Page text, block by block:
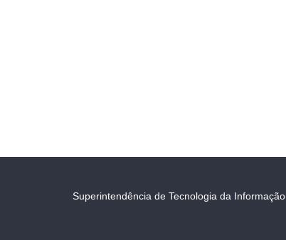
Superintendência de Tecnologia da Informação